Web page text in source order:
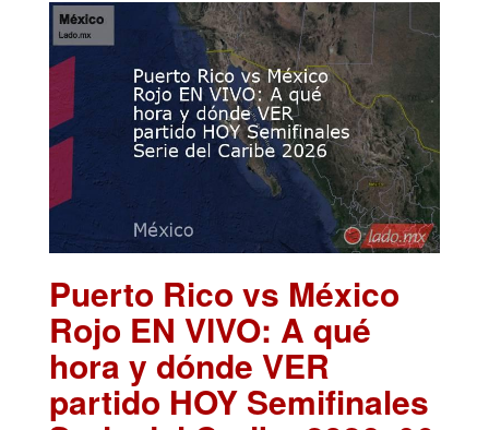
Puerto Rico vs México
Rojo EN VIVO: A qué
hora y dónde VER
partido HOY Semifinales